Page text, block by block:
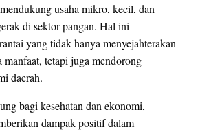
usaha mikro, kecil, dan
di sektor pangan. Hal ini
yang tidak hanya menyejahterakan
manfaat, tetapi juga mendorong
daerah.
bagi kesehatan dan ekonomi,
dampak positif dalam